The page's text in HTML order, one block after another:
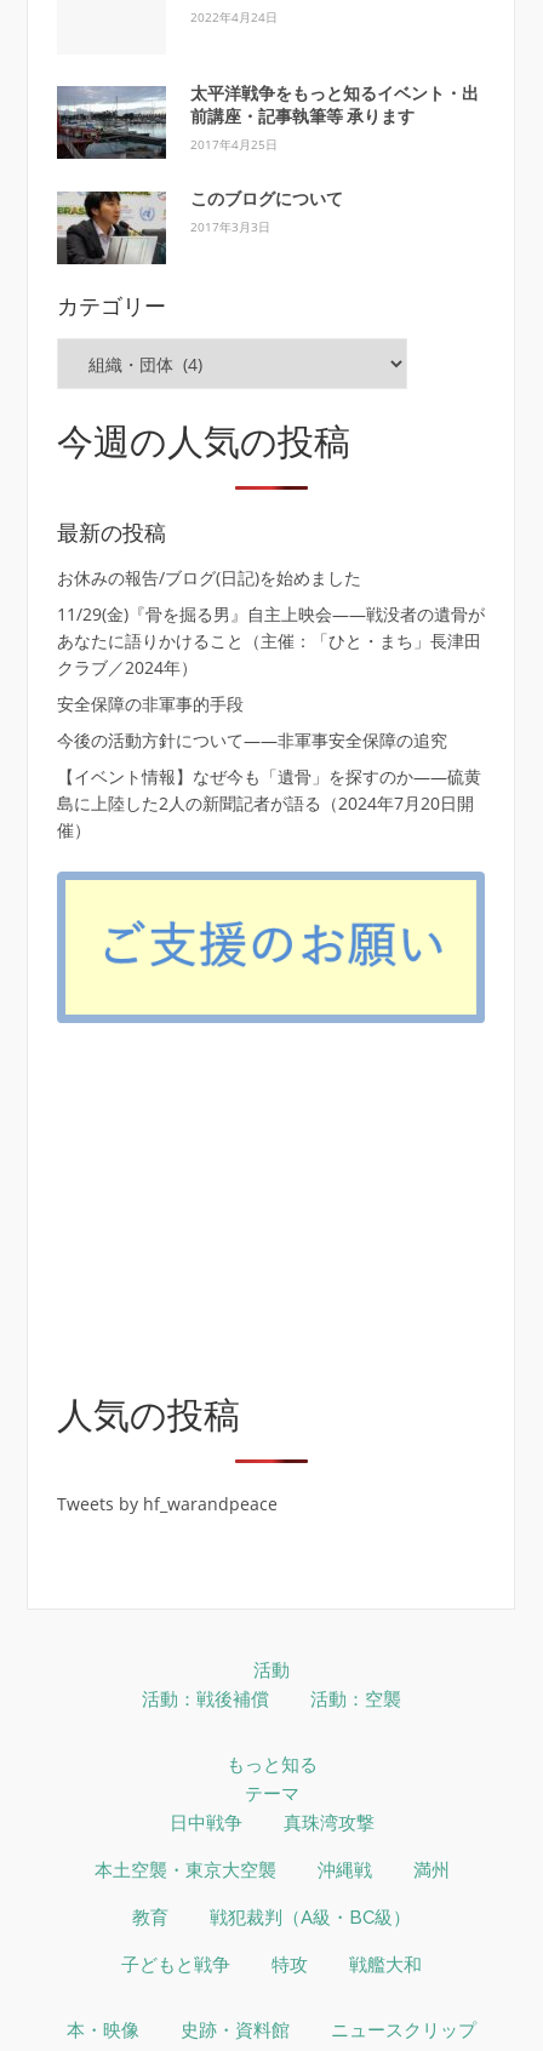
2022年4月24日
太平洋戦争をもっと知るイベント・出
前講座・記事執筆等 承ります
2017年4月25日
このブログについて
2017年3月3日
カテゴリー
リ
ー
今週の人気の投稿
最新の投稿
お休みの報告/ブログ(日記)を始めました
11/29(金)『骨を掘る男』自主上映会――戦没者の遺骨が
あなたに語りかけること（主催：「ひと・まち」長津田
クラブ／2024年）
安全保障の非軍事的手段
今後の活動方針について――非軍事安全保障の追究
【イベント情報】なぜ今も「遺骨」を探すのか――硫黄
島に上陸した2人の新聞記者が語る（2024年7月20日開
催）
人気の投稿
Tweets by hf_warandpeace
活動
活動：戦後補償
活動：空襲
もっと知る
テーマ
日中戦争
真珠湾攻撃
本土空襲・東京大空襲 沖縄戦 満州
教育 戦犯裁判（A級・BC級）
子どもと戦争 特攻 戦艦大和
本・映像 史跡・資料館 ニュースクリップ